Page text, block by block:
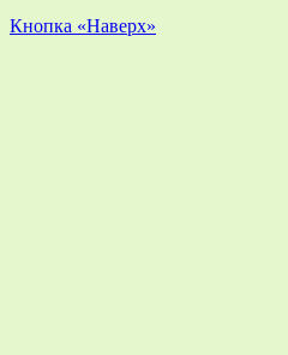
Кнопка «Наверх»